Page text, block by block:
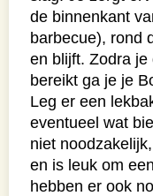
de binnenkant
barbecue), rond
en blijft. Zodra
bereikt ga je je
Leg er een
eventueel wat
niet
en is leuk om
hebben er ook